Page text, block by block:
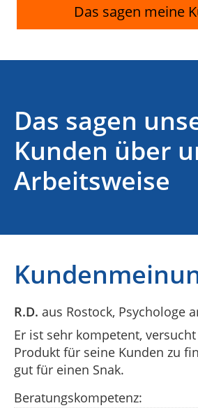
Das sagen meine
Das sagen
Kunden über
Arbeitsweise
R.D. aus Rostock, Psychologe
Er ist sehr kompetent,
Produkt für seine Kunden zu
gut für einen Snak.
Beratungskompetenz: